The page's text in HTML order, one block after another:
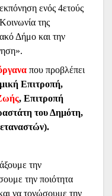
ενός 4ετούς
της
Δήμο και την
που προβλέπει
Επιτροπή,
, Επιτροπή
του Δημότη,
την
την ποιότητα
να τονώσουμε την